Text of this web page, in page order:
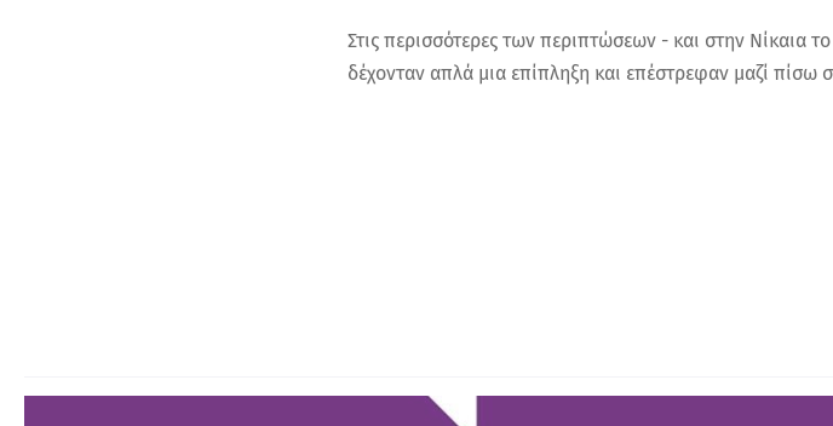
Στις περισσότερες των περιπτώσεων - και στην Νίκαια
δέχονταν απλά μια επίπληξη και επέστρεφαν μαζί πίσω